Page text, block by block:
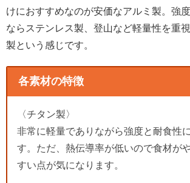
けにおすすめなのが安価なアルミ製。強
ならステンレス製、登山など軽量性を重
製という感じです。
各素材の特徴
〈チタン製〉
非常に軽量でありながら強度と耐食性
す。ただ、熱伝導率が低いので食材が
すい点が気になります。